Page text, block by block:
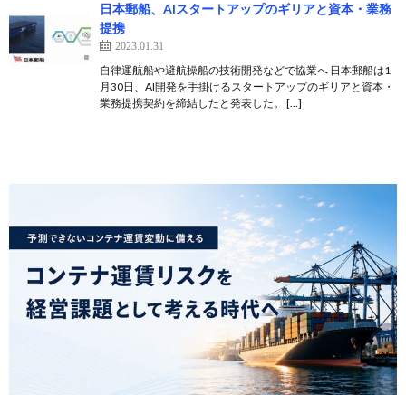
日本郵船、AIスタートアップのギリアと資本・業務
提携
2023.01.31
自律運航船や避航操船の技術開発などで協業へ 日本郵船は1
月30日、AI開発を手掛けるスタートアップのギリアと資本・
業務提携契約を締結したと発表した。 […]